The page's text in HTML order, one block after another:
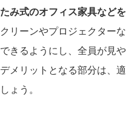
み式のオフィス家具など
リーンやプロジェクター
きるようにし、全員が見
メリットとなる部分は
ょう。